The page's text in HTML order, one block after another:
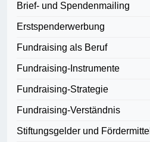
Brief- und Spendenmailing
Erstspenderwerbung
Fundraising als Beruf
Fundraising-Instrumente
Fundraising-Strategie
Fundraising-Verständnis
Stiftungsgelder und Fördermittel